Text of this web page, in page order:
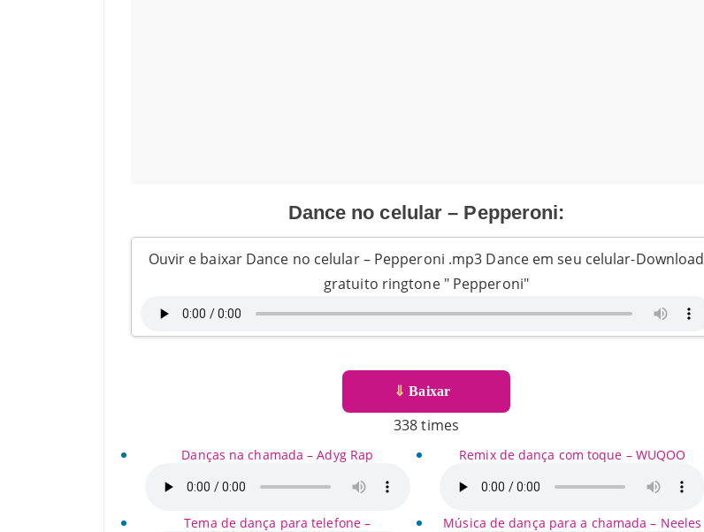
Dance no celular – Pepperoni:
Ouvir e baixar Dance no celular – Pepperoni .mp3 Dance em seu celular-Download
gratuito ringtone " Pepperoni"
⇓ Baixar
338 times
Danças na chamada – Adyg Rap
Tema de dança para telefone –
Remix de dança com toque – WUQOO
Música de dança para a chamada – Neeles